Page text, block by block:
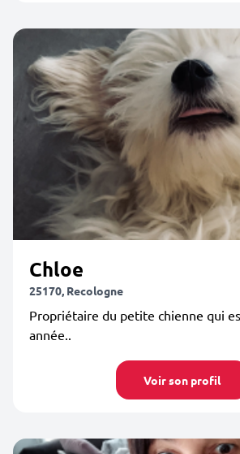
Chloe
25170, Recologne
Propriétaire du petite chienne qui
année..
Voir son profil